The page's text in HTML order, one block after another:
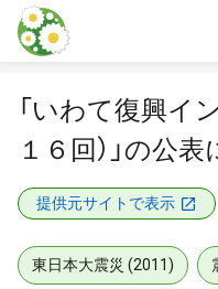
本文に飛ぶ
「いわて復興イ
１６回）」の公
提供元サイトで表示
東日本大震災 (2011)